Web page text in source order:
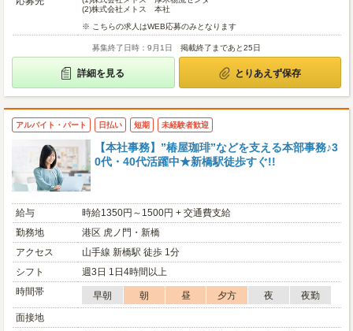
(2)株式会社メトス 本社
※ こちらの求人はWEB応募のみとなります
募集終了日時：9月1日 掲載終了まであと25日
詳細を見る とりあえず保存
アルバイト・パート 日払い 短期 未経験者歓迎
【本社事務】”椿屋珈琲”などを支える本部事務♪3
0代・40代活躍中★新橋駅徒歩すぐ!!
給与
時給1350円～1500円 + 交通費支給
勤務地
港区 虎ノ門・新橋
アクセス
山手線 新橋駅 徒歩 1分
シフト
週3日 1日4時間以上
時間帯
早朝 朝 昼 夕方 夜
夜勤
面接地